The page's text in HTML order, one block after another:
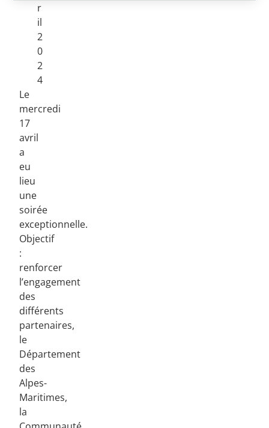
r
il
2
0
2
4
Le
mercredi
17
avril
a
eu
lieu
une
soirée
exceptionnelle.
Objectif
:
renforcer
l’engagement
des
différents
partenaires,
le
Département
des
Alpes-
Maritimes,
la